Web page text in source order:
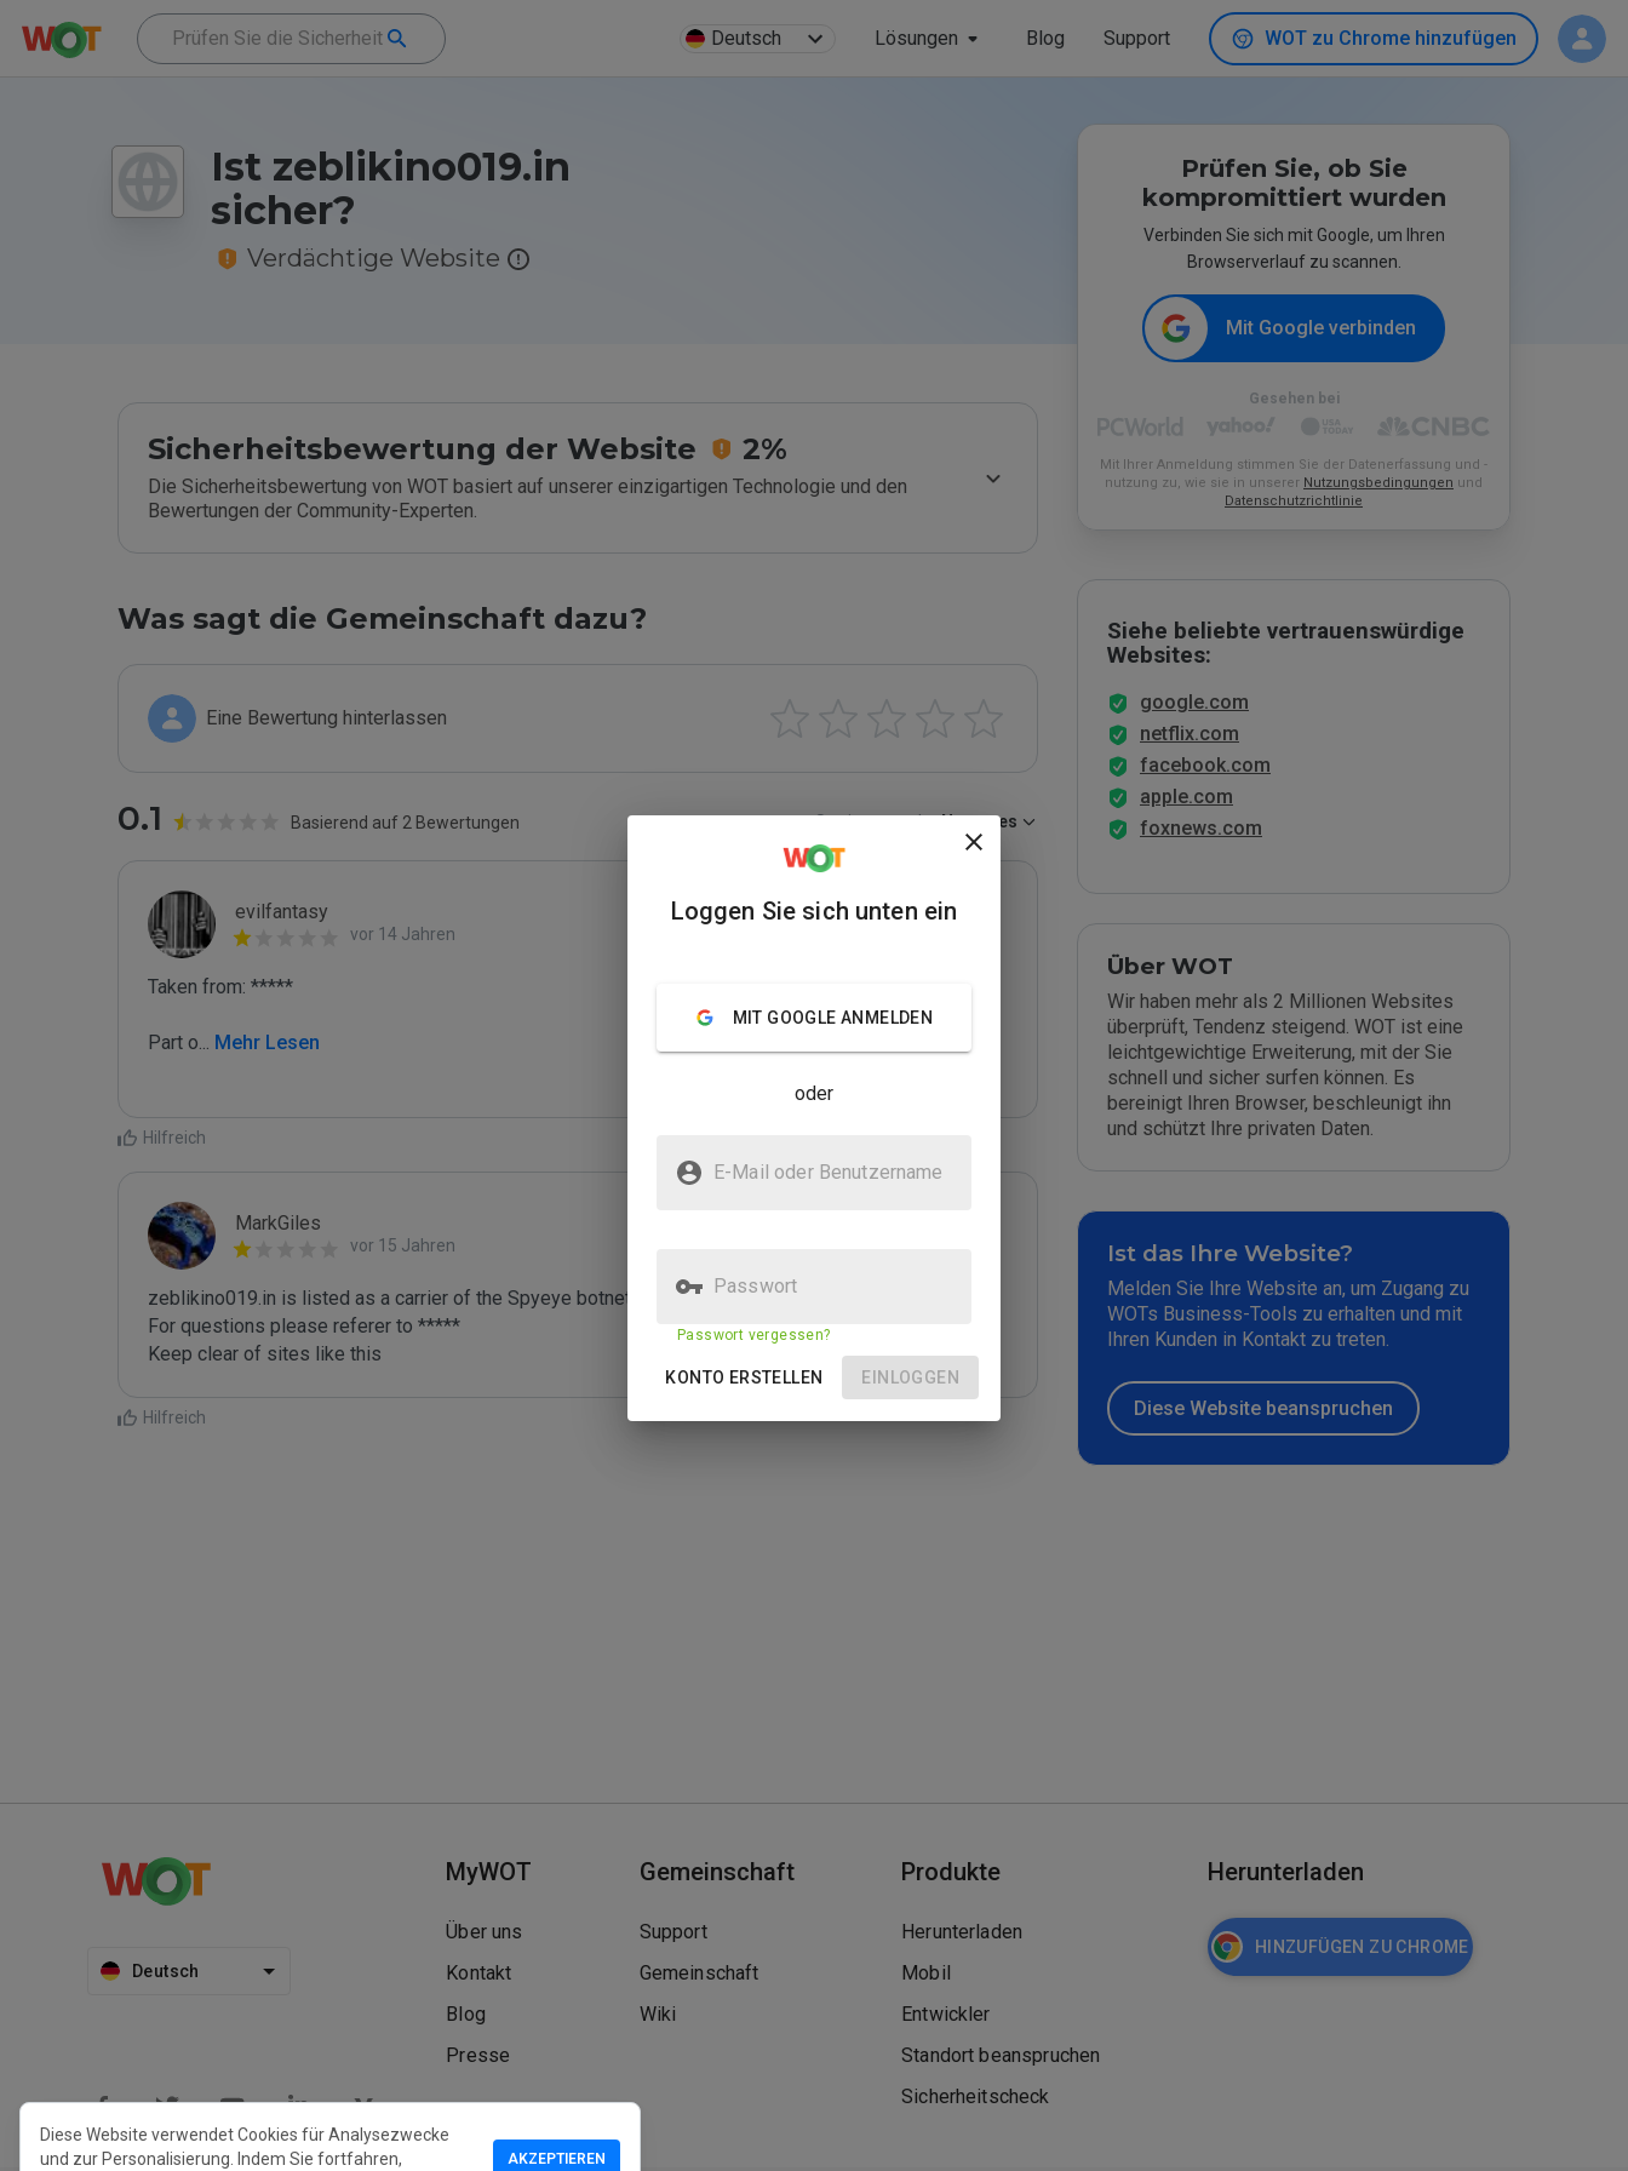
Deutsch Lösungen Blog Support WOT zu Chrome hinzufügen
Ist zeblikino019.in
sicher?
Verdächtige Website
Sicherheitsbewertung der Website 2%
Die Sicherheitsbewertung von WOT basiert auf unserer einzigartigen Technologie und den
Bewertungen der Community-Experten.
Was sagt die Gemeinschaft dazu?
Eine Bewertung hinterlassen
0.1 Basierend auf 2 Bewertungen Sortieren nach: Neuestes
evilfantasy
vor 14 Jahren
Taken from: *****
Part o... Mehr Lesen
Hilfreich
MarkGiles
vor 15 Jahren
zeblikino019.in is listed as a carrier of the Spyeye botnet. The listing is at *****
For questions please referer to *****
Keep clear of sites like this
Hilfreich
Prüfen Sie, ob Sie
kompromittiert wurden
Verbinden Sie sich mit Google, um Ihren
Browserverlauf zu scannen.
Mit Google verbinden
Gesehen bei
Mit Ihrer Anmeldung stimmen Sie der Datenerfassung und -
nutzung zu, wie sie in unserer Nutzungsbedingungen und
Datenschutzrichtlinie
Siehe beliebte vertrauenswürdige
Websites:
google.com
netflix.com
facebook.com
apple.com
foxnews.com
Über WOT
Wir haben mehr als 2 Millionen Websites
überprüft, Tendenz steigend. WOT ist eine
leichtgewichtige Erweiterung, mit der Sie
schnell und sicher surfen können. Es
bereinigt Ihren Browser, beschleunigt ihn
und schützt Ihre privaten Daten.
Ist das Ihre Website?
Melden Sie Ihre Website an, um Zugang zu
WOTs Business-Tools zu erhalten und mit
Ihren Kunden in Kontakt zu treten.
Diese Website beanspruchen
Deutsch
MyWOT
Über uns
Kontakt
Blog
Presse
Gemeinschaft
Support
Gemeinschaft
Wiki
Produkte
Herunterladen
Mobil
Entwickler
Standort beanspruchen
Sicherheitscheck
Herunterladen
HINZUFÜGEN ZU CHROME
Diese Website verwendet Cookies für Analysezwecke
und zur Personalisierung. Indem Sie fortfahren,
AKZEPTIEREN
Loggen Sie sich unten ein
MIT GOOGLE ANMELDEN
oder
E-Mail oder Benutzername
Passwort
Passwort vergessen?
KONTO ERSTELLEN EINLOGGEN